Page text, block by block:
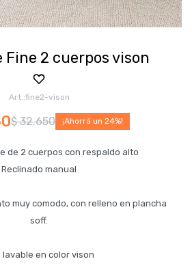
Fine 2 cuerpos vison
fine2-vison
$ 32.650 24
de 2 cuerpos con respaldo alto
Reclinado manual
muy comodo, con relleno en plancha
soff.
lavable en color vison